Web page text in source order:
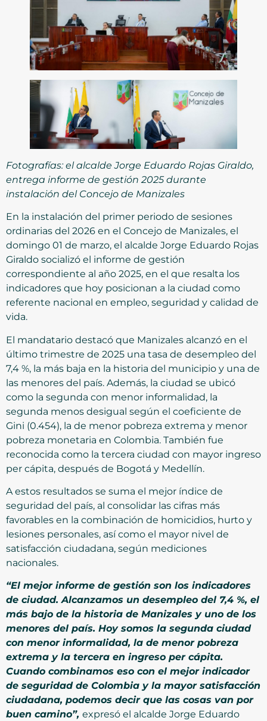
Fotografías: el alcalde Jorge Eduardo Rojas Giraldo,
entrega informe de gestión 2025 durante
instalación del Concejo de Manizales
En la instalación del primer periodo de sesiones
ordinarias del 2026 en el Concejo de Manizales, el
domingo 01 de marzo, el alcalde Jorge Eduardo Rojas
Giraldo socializó el informe de gestión
correspondiente al año 2025, en el que resalta los
indicadores que hoy posicionan a la ciudad como
referente nacional en empleo, seguridad y calidad de
vida.
El mandatario destacó que Manizales alcanzó en el
último trimestre de 2025 una tasa de desempleo del
7,4 %, la más baja en la historia del municipio y una de
las menores del país. Además, la ciudad se ubicó
como la segunda con menor informalidad, la
segunda menos desigual según el coeficiente de
Gini (0.454), la de menor pobreza extrema y menor
pobreza monetaria en Colombia. También fue
reconocida como la tercera ciudad con mayor ingreso
per cápita, después de Bogotá y Medellín.
A estos resultados se suma el mejor índice de
seguridad del país, al consolidar las cifras más
favorables en la combinación de homicidios, hurto y
lesiones personales, así como el mayor nivel de
satisfacción ciudadana, según mediciones
nacionales.
“El mejor informe de gestión son los indicadores
de ciudad. Alcanzamos un desempleo del 7,4 %, el
más bajo de la historia de Manizales y uno de los
menores del país. Hoy somos la segunda ciudad
con menor informalidad, la de menor pobreza
extrema y la tercera en ingreso per cápita.
Cuando combinamos eso con el mejor indicador
de seguridad de Colombia y la mayor satisfacción
ciudadana, podemos decir que las cosas van por
buen camino”, expresó el alcalde Jorge Eduardo